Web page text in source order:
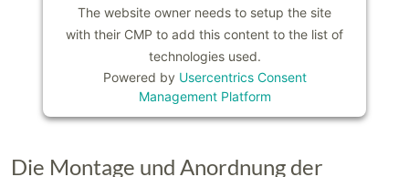
The website owner needs to setup the site
with their CMP to add this content to the list of
technologies used.
Powered by Usercentrics Consent
Management Platform
Die Montage und Anordnung der